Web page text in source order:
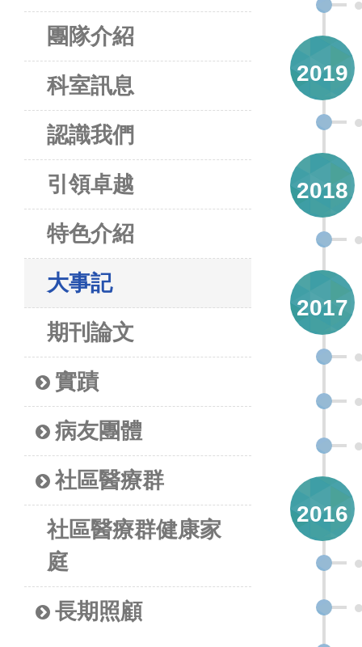
團隊介紹
科室訊息
認識我們
引領卓越
特色介紹
大事記
期刊論文
實蹟
病友團體
社區醫療群
社區醫療群健康家
庭
長期照顧
2019
2018
2017
2016